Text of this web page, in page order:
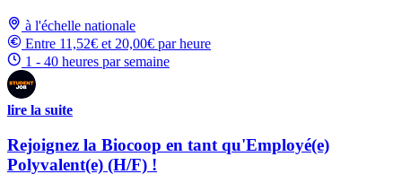
à l'échelle nationale
Entre 11,52€ et 20,00€ par heure
1 - 40 heures par semaine
lire la suite
Rejoignez la Biocoop en tant qu'Employé(e)
Polyvalent(e) (H/F) !